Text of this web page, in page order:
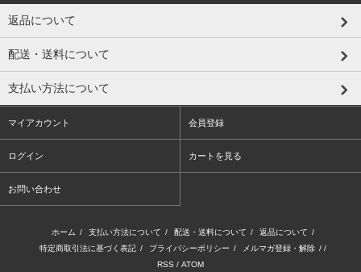
返品について
配送・送料について
支払い方法について
マイアカウント 会員登録
ログイン カートを見る
お問い合わせ
ホーム / 支払い方法について / 配送・送料について / 返品について /
特定商取引法に基づく表記 / プライバシーポリシー / メルマガ登録・解除 / /
RSS / ATOM